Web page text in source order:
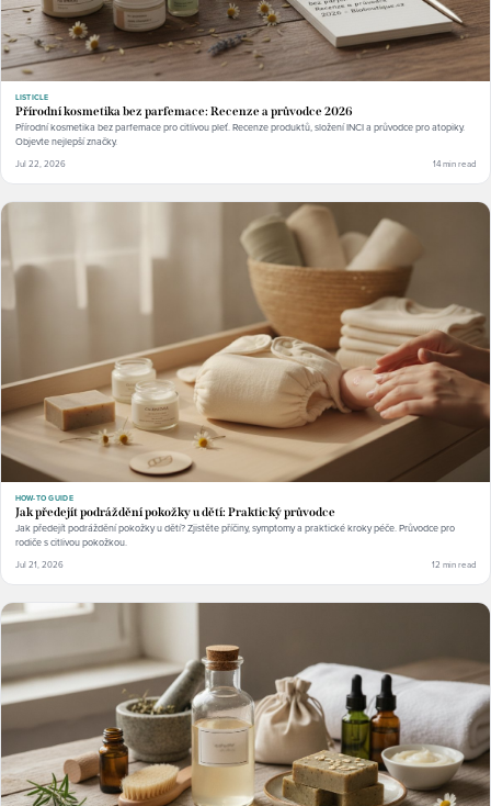
LISTICLE
Přírodní kosmetika bez parfemace: Recenze a průvodce 2026
Přírodní kosmetika bez parfemace pro citlivou pleť. Recenze produktů, složení INCI a průvodce pro atopiky.
Objevte nejlepší značky.
Jul 22, 2026 14 min read
HOW-TO GUIDE
Jak předejít podráždění pokožky u dětí: Praktický průvodce
Jak předejít podráždění pokožky u dětí? Zjistěte příčiny, symptomy a praktické kroky péče. Průvodce pro
rodiče s citlivou pokožkou.
Jul 21, 2026 12 min read